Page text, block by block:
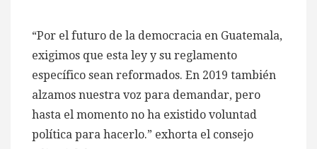
“Por el futuro de la democracia en Guatemala,
exigimos que esta ley y su reglamento
específico sean reformados. En 2019 también
alzamos nuestra voz para demandar, pero
hasta el momento no ha existido voluntad
política para hacerlo.” exhorta el consejo